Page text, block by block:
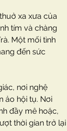
xa xưa của
tím và chàng
Một mối tình
đến sức
nơi nghệ
ảo hội tụ. Nơi
đầy mê hoặc,
thời gian trở lại